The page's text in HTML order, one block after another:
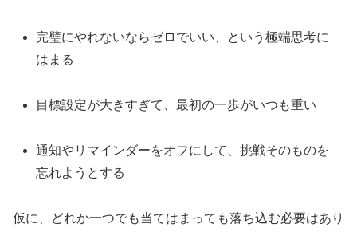
完璧にやれないならゼロでいい、という極端思考に
はまる
目標設定が大きすぎて、最初の一歩がいつも重い
通知やリマインダーをオフにして、挑戦そのものを
忘れようとする
仮に、どれか一つでも当てはまっても落ち込む必要はあり